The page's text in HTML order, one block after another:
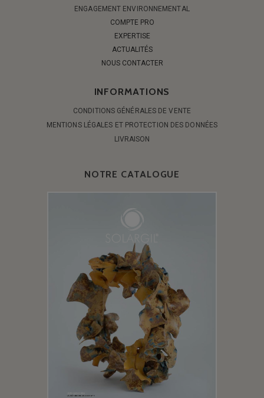
ENGAGEMENT ENVIRONNEMENTAL
COMPTE PRO
EXPERTISE
ACTUALITÉS
NOUS CONTACTER
INFORMATIONS
CONDITIONS GÉNÉRALES DE VENTE
MENTIONS LÉGALES ET PROTECTION DES DONNÉES
LIVRAISON
NOTRE CATALOGUE